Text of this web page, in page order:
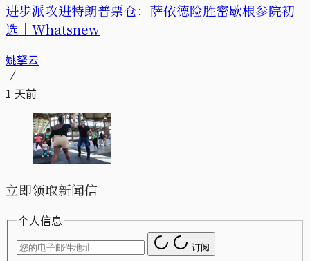
进步派攻进特朗普票仓：萨依德险胜密歇根参院初
选｜Whatsnew
姚拏云
1 天前
立即领取新闻信
个人信息
订阅